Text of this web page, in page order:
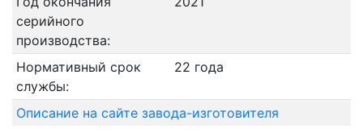
серийного
производства:
Нормативный срок
службы:
22 года
Описание на сайте завода-изготовителя